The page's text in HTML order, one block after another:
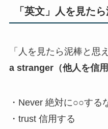
「英文」人を見た
「人を見たら泥棒と思
a stranger（他人を信用
・Never 絶対に○○する
・trust 信用する